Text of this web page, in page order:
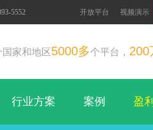
5552 开放平台 视频演示
国家和地区5000多个平台， 200
行业方案 案例 盈